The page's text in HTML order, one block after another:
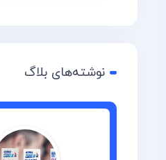
نوشته‌های بلاگ